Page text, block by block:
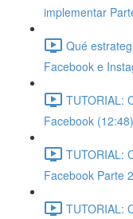
implementar
Qué
Facebook e
TUTORIAL:
Facebook (12:48)
TUTORIAL:
Facebook Parte
TUTORIAL: